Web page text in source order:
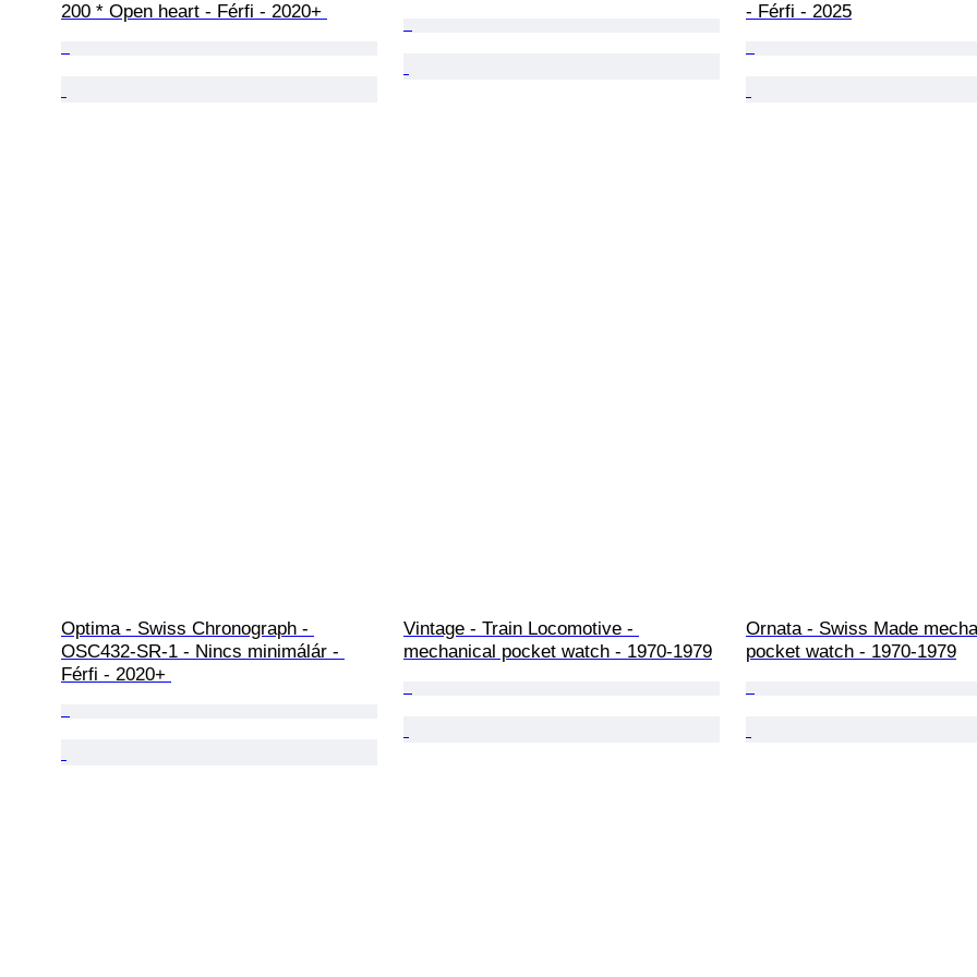
200 * Open heart - Férfi - 2020+ - Férfi - 2025
Optima - Swiss Chronograph -
OSC432-SR-1 - Nincs minimálár -
Férfi - 2020+
Vintage - Train Locomotive -
mechanical pocket watch - 1970-1979
Ornata - Swiss Made
pocket watch - 1970-1979